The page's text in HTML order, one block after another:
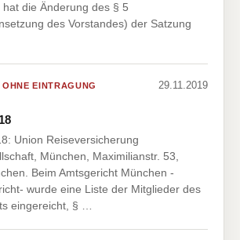
hat die Änderung des § 5
des Vorstandes) der Satzung
EINTRAGUNG 29.11.2019
Union Reiseversicherung
München, Maximilianstr. 53,
Beim Amtsgericht München -
wurde eine Liste der Mitglieder des
eingereicht, § …